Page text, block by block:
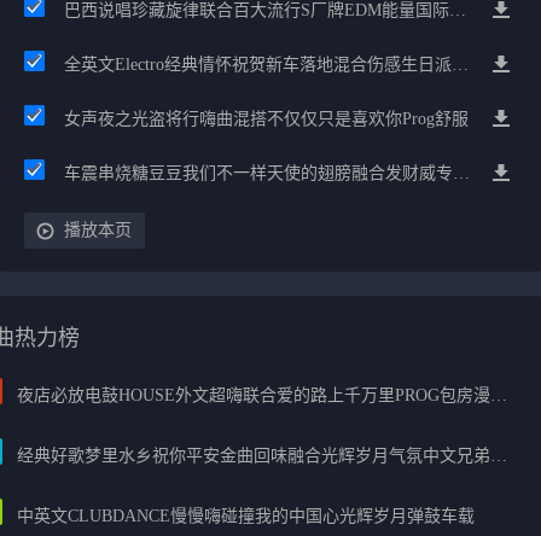
巴西说唱珍藏旋律联合百大流行S厂牌EDM能量国际电音串烧
全英文Electro经典情怀祝贺新车落地混合伤感生日派对中文Club串烧
女声夜之光盗将行嗨曲混搭不仅仅只是喜欢你Prog舒服
车震串烧糖豆豆我们不一样天使的翅膀融合发财威专属金边太空仓节奏
播放本页
热力榜
夜店必放电鼓HOUSE外文超嗨联合爱的路上千万里PROG包房漫步上头
经典好歌梦里水乡祝你平安金曲回味融合光辉岁月气氛中文兄弟串烧
中英文CLUBDANCE慢慢嗨碰撞我的中国心光辉岁月弹鼓车载